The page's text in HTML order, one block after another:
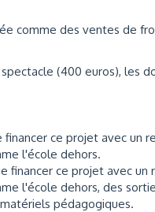
comme des ventes de
(400 euros), les
financer ce projet avec un
l'école dehors.
financer ce projet avec
l'école dehors, des
pédagogiques.